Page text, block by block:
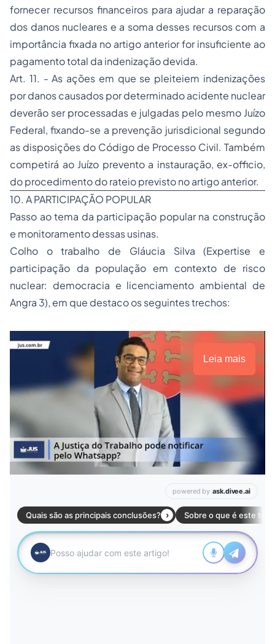
fornecer recursos financeiros para ajudar a reparação
dos danos nucleares e a soma desses recursos com a
importância fixada no artigo anterior for insuficiente ao
pagamento total da indenização devida.
Art. 11. - As ações em que se pleiteiem indenizações
por danos causados por determinado acidente nuclear
deverão ser processadas e julgadas pelo mesmo Juízo
Federal, fixando-se a prevenção jurisdicional segundo
as disposições do Código de Processo Civil. Também
competirá ao Juízo prevento a instauração, ex-officio,
do procedimento do rateio previsto no artigo anterior.
10. A PARTICIPAÇÃO POPULAR
Passo ao tema da participação popular na construção
e monitoramento dessas usinas.
Colho o trabalho de Gláucia Silva (Expertise e
participação da população em contexto de risco
nuclear: democracia e licenciamento ambiental de
Angra 3), em que destaco os seguintes trechos:
Leia mais